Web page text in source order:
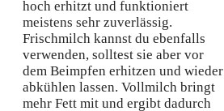
hoch erhitzt und funktioniert
meistens sehr zuverlässig.
Frischmilch kannst du ebenfalls
verwenden, solltest sie aber vor
dem Beimpfen erhitzen und wieder
abkühlen lassen. Vollmilch bringt
mehr Fett mit und ergibt dadurch